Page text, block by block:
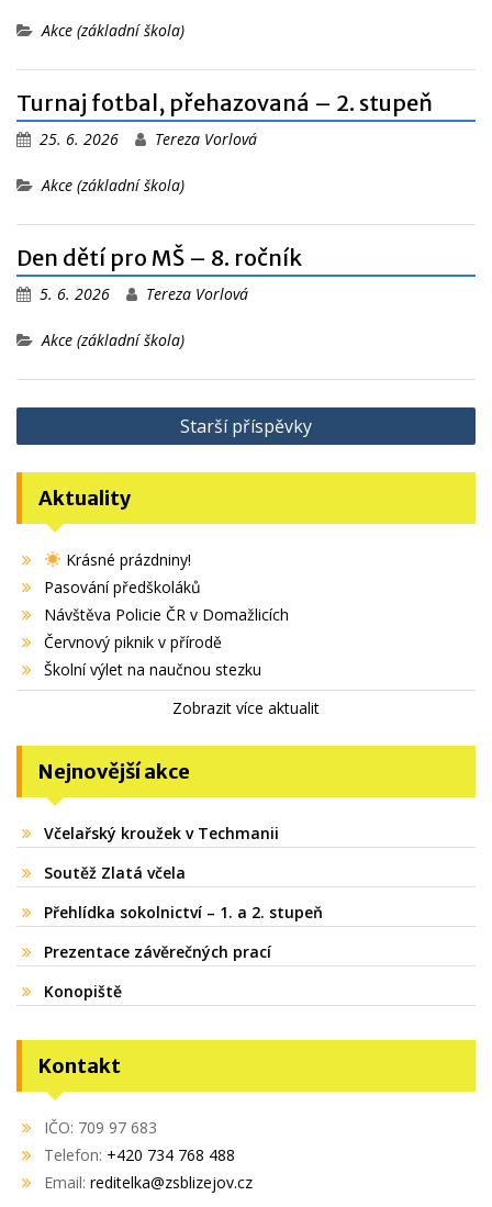
Akce (základní škola)
Turnaj fotbal, přehazovaná – 2. stupeň
25. 6. 2026 Tereza Vorlová
Akce (základní škola)
Den dětí pro MŠ – 8. ročník
5. 6. 2026 Tereza Vorlová
Akce (základní škola)
Navigace
pro
příspěvky
Starší příspěvky
Aktuality
Krásné prázdniny!
Pasování předškoláků
Návštěva Policie ČR v Domažlicích
Červnový piknik v přírodě
Školní výlet na naučnou stezku
Zobrazit více aktualit
Nejnovější akce
Včelařský kroužek v Techmanii
Soutěž Zlatá včela
Přehlídka sokolnictví – 1. a 2. stupeň
Prezentace závěrečných prací
Konopiště
Kontakt
IČO: 709 97 683
Telefon: +420 734 768 488
Email: reditelka@zsblizejov.cz